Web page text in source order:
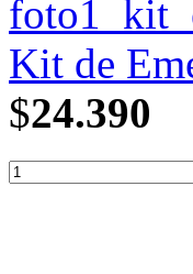
Kit de
$24.390